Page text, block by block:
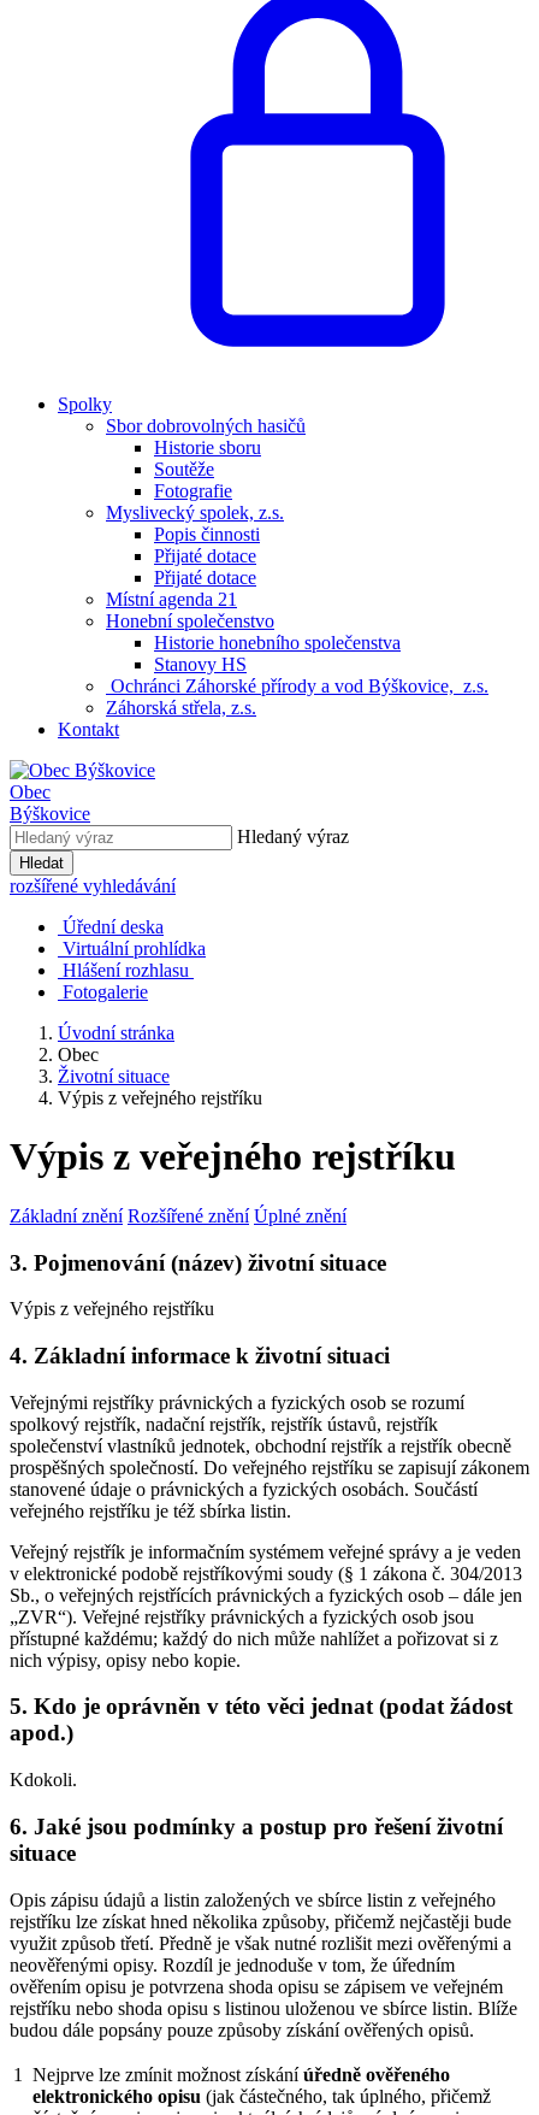
Spolky
Sbor dobrovolných hasičů
Historie sboru
Soutěže
Fotografie
Myslivecký spolek, z.s.
Popis činnosti
Přijaté dotace
Přijaté dotace
Místní agenda 21
Honební společenstvo
Historie honebního společenstva
Stanovy HS
Ochránci Záhorské přírody a vod Býškovice, z.s.
Záhorská střela, z.s.
Kontakt
Obec
Býškovice
Hledaný výraz
Hledat
rozšířené vyhledávání
Úřední deska
Virtuální prohlídka
Hlášení rozhlasu
Fotogalerie
Úvodní stránka
Obec
Životní situace
Výpis z veřejného rejstříku
Výpis z veřejného rejstříku
Základní znění Rozšířené znění Úplné znění
3. Pojmenování (název) životní situace
Výpis z veřejného rejstříku
4. Základní informace k životní situaci
Veřejnými rejstříky právnických a fyzických osob se rozumí
spolkový rejstřík, nadační rejstřík, rejstřík ústavů, rejstřík
společenství vlastníků jednotek, obchodní rejstřík a rejstřík obecně
prospěšných společností. Do veřejného rejstříku se zapisují zákonem
stanovené údaje o právnických a fyzických osobách. Součástí
veřejného rejstříku je též sbírka listin.
Veřejný rejstřík je informačním systémem veřejné správy a je veden
v elektronické podobě rejstříkovými soudy (§ 1 zákona č. 304/2013
Sb., o veřejných rejstřících právnických a fyzických osob – dále jen
„ZVR“). Veřejné rejstříky právnických a fyzických osob jsou
přístupné každému; každý do nich může nahlížet a pořizovat si z
nich výpisy, opisy nebo kopie.
5. Kdo je oprávněn v této věci jednat (podat žádost
apod.)
Kdokoli.
6. Jaké jsou podmínky a postup pro řešení životní
situace
Opis zápisu údajů a listin založených ve sbírce listin z veřejného
rejstříku lze získat hned několika způsoby, přičemž nejčastěji bude
využit způsob třetí. Předně je však nutné rozlišit mezi ověřenými a
neověřenými opisy. Rozdíl je jednoduše v tom, že úředním
ověřením opisu je potvrzena shoda opisu se zápisem ve veřejném
rejstříku nebo shoda opisu s listinou uloženou ve sbírce listin. Blíže
budou dále popsány pouze způsoby získání ověřených opisů.
1 Nejprve lze zmínit možnost získáníúředně ověřeného
elektronického opisu (jak částečného, tak úplného, přičemž